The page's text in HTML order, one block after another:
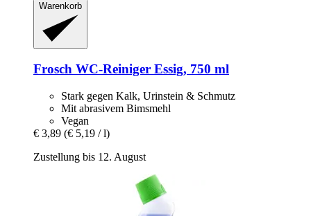
Warenkorb
Frosch WC-​Reiniger Essig, 750 ml
Stark gegen Kalk, Urinstein & Schmutz
Mit abrasivem Bimsmehl
Vegan
€ 3,89 (€ 5,19 / l)
Zustellung bis 12. August